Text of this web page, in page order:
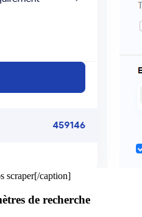
scraper[/caption]
de recherche